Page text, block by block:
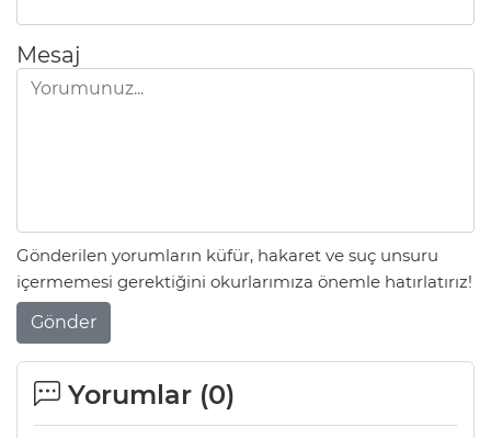
Mesaj
Gönderilen yorumların küfür, hakaret ve suç unsuru
içermemesi gerektiğini okurlarımıza önemle hatırlatırız!
Gönder
Yorumlar (0)